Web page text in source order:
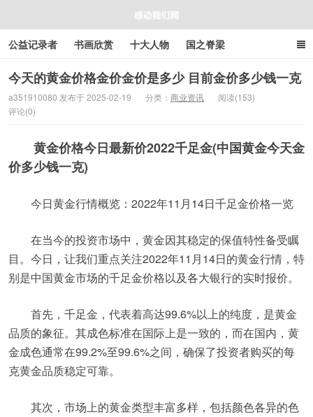
公益记录者 书画欣赏 十大人物 国之脊梁
好人好事 感人资讯 商业资讯 在线工具箱
今天的黄金价格金价金价是多少 目前金价多少钱一克
a351910080 发布于 2025-02-19 分类： 商业资讯
阅读(153)
评论(0)
黄金价格今日最新价2022千足金(中国黄金今天金
价多少钱一克)
今日黄金行情概览：2022年11月14日千足金价格一览
在当今的投资市场中，黄金因其稳定的保值特性备受瞩
目。今日，让我们重点关注2022年11月14日的黄金行情，特
别是中国黄金市场的千足金价格以及各大银行的实时报价。
首先，千足金，代表着高达99.6%以上的纯度，是黄金
品质的象征。其成色标准在国际上是一致的，而在国内，黄
金成色通常在99.2%至99.6%之间，确保了投资者购买的每
克黄金品质稳定可靠。
其次，市场上的黄金类型丰富多样，包括颜色各异的色